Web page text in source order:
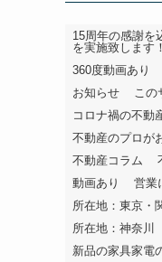
15周年の感謝を
を実施致します！
360度動画あり
お知らせ
この
コロナ禍の不動
不動産のプロが
不動産コラム
動画あり
営業
所在地：東京・
所在地：神奈川
新品の家具家電